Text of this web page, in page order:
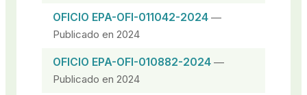
OFICIO EPA-OFI-011042-2024 —
Publicado en 2024
OFICIO EPA-OFI-010882-2024 —
Publicado en 2024